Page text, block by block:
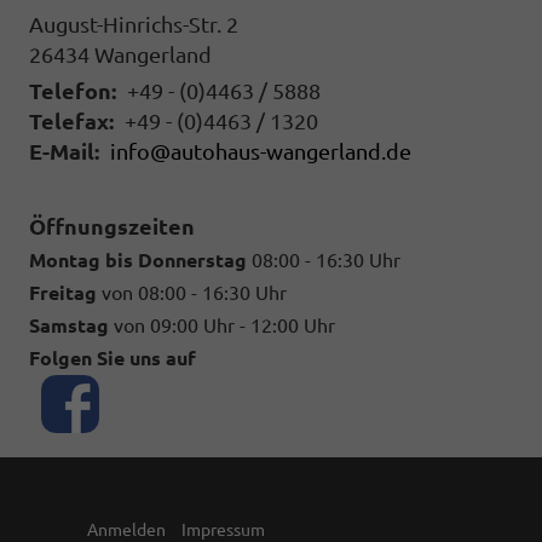
August-Hinrichs-Str. 2
26434 Wangerland
Telefon: +49 - (0)4463 / 5888
Telefax: +49 - (0)4463 / 1320
E-Mail: info@autohaus-wangerland.de
Öffnungszeiten
Montag bis Donnerstag 08:00 - 16:30 Uhr
Freitag von 08:00 - 16:30 Uhr
Samstag von 09:00 Uhr - 12:00 Uhr
Folgen Sie uns auf
Anmelden
Impressum